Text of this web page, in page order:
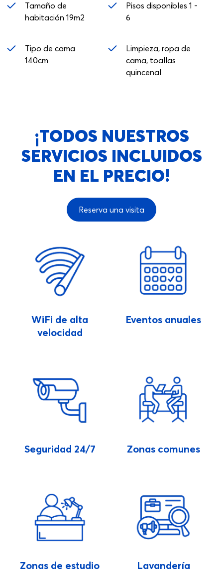
Tamaño de
habitación 19m2
Pisos disponibles 1 -
6
Tipo de cama
140cm
Limpieza, ropa de
cama, toallas
quincenal
¡TODOS NUESTROS
SERVICIOS INCLUIDOS
EN EL PRECIO!
Reserva una visita
WiFi de alta
velocidad
Eventos anuales
Seguridad 24/7 Zonas comunes
Zonas de estudio Lavandería